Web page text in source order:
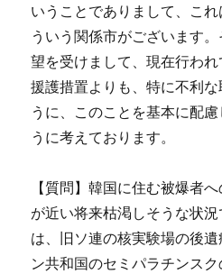
いうことでありまして、こ
ういう関係市がございます
望を受けまして、現在行わ
援護措置よりも、特に不利
うに、このことを基本に配
うに考えております。
【質問】韓国に住む被爆者
が近い将来枯渇しそうな状
は、旧ソ連の核実験場の後
ン共和国のセミパラチンス